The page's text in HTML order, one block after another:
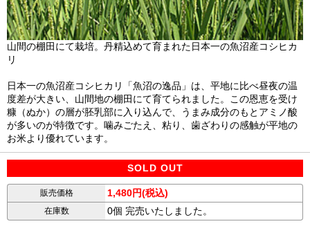
山間の棚田にて栽培。丹精込めて育まれた日本一の魚沼産コシヒカ
リ
日本一の魚沼産コシヒカリ「魚沼の逸品」は、平地に比べ昼夜の温
度差が大きい、山間地の棚田にて育てられました。この恩恵を受け
糠（ぬか）の層が胚乳部に入り込んで、うまみ成分のもとアミノ酸
が多いのが特徴です。噛みごたえ、粘り、歯ざわりの感触が平地の
お米より優れています。
SOLD OUT
販売価格 1,480円(税込)
在庫数 0個 完売いたしました。